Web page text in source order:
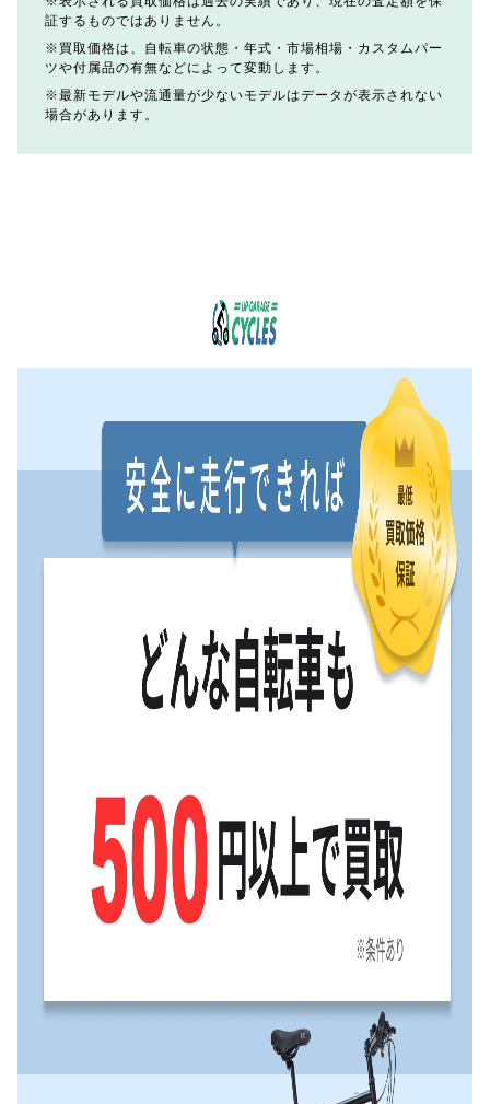
証するものではありません。
買取価格は、自転車の状態・年式・市場相場・カスタムパー
ツや付属品の有無などによって変動します。
最新モデルや流通量が少ないモデルはデータが表示されない
場合があります。